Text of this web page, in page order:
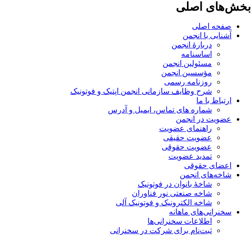
بخش‌های اصلی
صفحه اصلی
آشنایی با انجمن
دربارۀ انجمن
اساسنامه
مسئولین انجمن
مؤسسین انجمن
روزنامه رسمی
شرح وظایف سازمانی انجمن اپتیک و فوتونیک
ارتباط با ما
شماره های تماس، ایمیل و آدرس
عضویت در انجمن
راهنمای عضویت
عضویت حقیقی
عضویت حقوقی
تمدید عضویت
اعضای حقوقی
شاخه‌های انجمن
شاخۀ بانوان در فوتونیک
شاخه صنعتی نور فناوران
شاخه‌ الکترونیک و فوتونیک آلی
سخنرانی‌های ماهانه
اطلاعات سخنرانی‌‌ها
ثبت‌نام برای شرکت در سخنرانی